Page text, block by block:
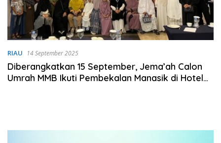
RIAU 14 September 2025
Diberangkatkan 15 September, Jema’ah Calon
Umrah MMB Ikuti Pembekalan Manasik di Hotel